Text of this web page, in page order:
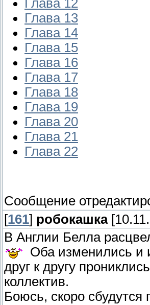
Глава 13
Глава 14
Глава 15
Глава 16
Глава 17
Глава 18
Глава 19
Глава 20
Глава 21
Глава 22
Сообщение
[161] робокашка
В Англии Белла
Оба изменились и
друг к другу
коллектив.
Боюсь, скоро